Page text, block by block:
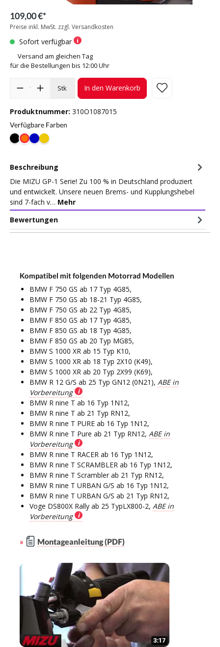
109,00 €*
Preise inkl. MwSt. zzgl. Versandkosten
Sofort verfügbar
Versand am gleichen Tag
für die Bestellungen bis 12:00 Uhr
Stk In den Warenkorb
Produktnummer: 310O1087015
Verfügbare Farben
Beschreibung
Die MIZU GP-1 Serie! Zu 100 % in Deutschland produziert
und entwickelt. Unsere neuen Brems- und Kupplungshebel
sind 7-fach v… Mehr
Bewertungen
Kompatibel mit folgenden Motorrad Modellen
BMW F 750 GS ab 17 Typ 4G85,
BMW F 750 GS ab 18-21 Typ 4G85,
BMW F 750 GS ab 22 Typ 4G85,
BMW F 850 GS ab 17 Typ 4G85,
BMW F 850 GS ab 18 Typ 4G85,
BMW F 850 GS ab 20 Typ MG85,
BMW S 1000 XR ab 15 Typ K10,
BMW S 1000 XR ab 18 Typ 2X10 (K49),
BMW S 1000 XR ab 20 Typ 2X99 (K69),
BMW R 12 G/S ab 25 Typ GN12 (0N21), ABE in
Vorbereitung
BMW R nine T ab 16 Typ 1N12,
BMW R nine T ab 21 Typ RN12,
BMW R nine T PURE ab 16 Typ 1N12,
BMW R nine T Pure ab 21 Typ RN12, ABE in
Vorbereitung
BMW R nine T RACER ab 16 Typ 1N12,
BMW R nine T SCRAMBLER ab 16 Typ 1N12,
BMW R nine T Scrambler ab 21 Typ RN12,
BMW R nine T URBAN G/S ab 16 Typ 1N12,
BMW R nine T URBAN G/S ab 21 Typ RN12,
Voge DS800X Rally ab 25 TypLX800-2, ABE in
Vorbereitung
» Montageanleitung (PDF)